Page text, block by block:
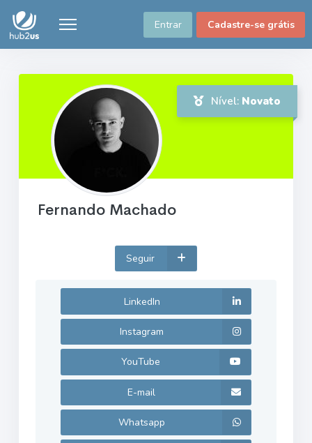
Entrar Cadastre-se grátis
Nível: Novato
Fernando Machado
Seguir
LinkedIn
Instagram
YouTube
E-mail
Whatsapp